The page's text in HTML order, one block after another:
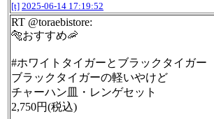
[t] 2025-06-14 17:19:52
RT @toraebistore:
🐅おすすめ🦐
#ホワイトタイガーとブラックタイガー
ブラックタイガーの軽いやけど
チャーハン皿・レンゲセット
2,750円(税込)